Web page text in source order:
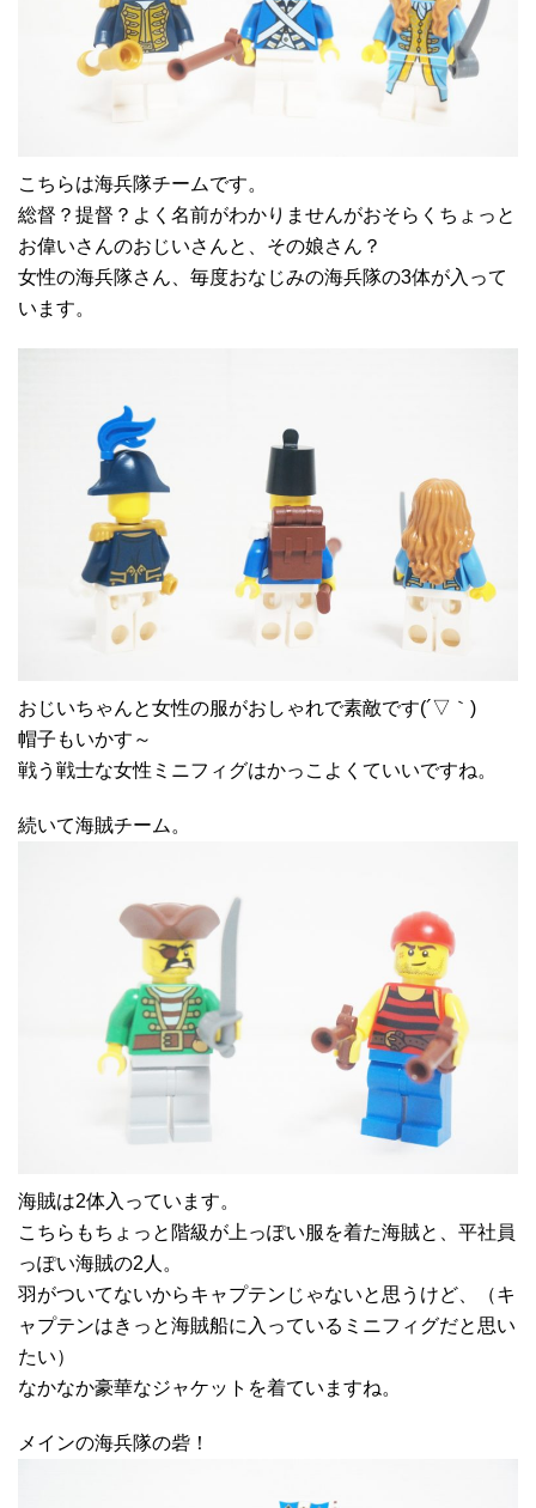
こちらは海兵隊チームです。
総督？提督？よく名前がわかりませんがおそらくちょっと
お偉いさんのおじいさんと、その娘さん？
女性の海兵隊さん、毎度おなじみの海兵隊の3体が入って
います。
おじいちゃんと女性の服がおしゃれで素敵です(´▽｀)
帽子もいかす～
戦う戦士な女性ミニフィグはかっこよくていいですね。
続いて海賊チーム。
海賊は2体入っています。
こちらもちょっと階級が上っぽい服を着た海賊と、平社員
っぽい海賊の2人。
羽がついてないからキャプテンじゃないと思うけど、（キ
ャプテンはきっと海賊船に入っているミニフィグだと思い
たい）
なかなか豪華なジャケットを着ていますね。
メインの海兵隊の砦！